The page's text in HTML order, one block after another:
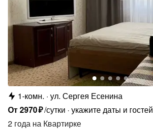
1-комн. ул. Сергея Есенина
От2970₽/сутки укажите даты и гостей
2 года на Квартирке